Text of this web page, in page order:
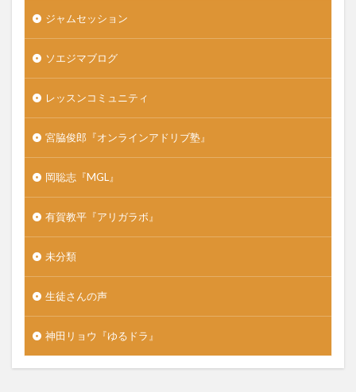
ジャムセッション
ソエジマブログ
レッスンコミュニティ
宮脇俊郎『オンラインアドリブ塾』
岡聡志『MGL』
有賀教平『アリガラボ』
未分類
生徒さんの声
神田リョウ『ゆるドラ』